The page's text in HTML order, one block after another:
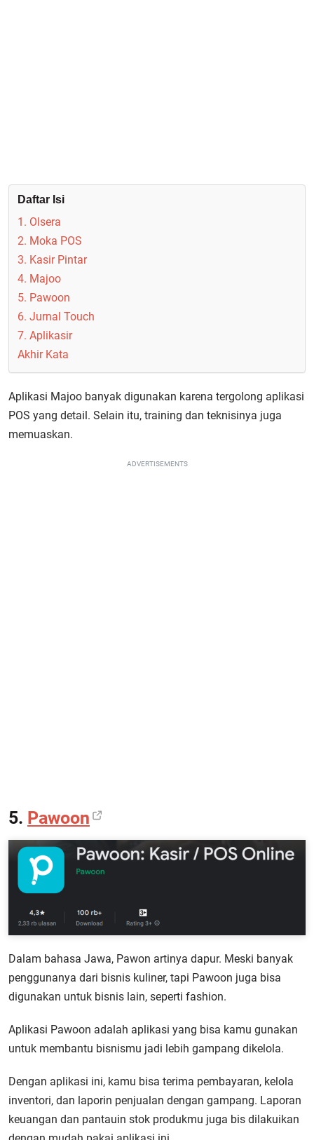
Daftar Isi
1. Olsera
2. Moka POS
3. Kasir Pintar
4. Majoo
5. Pawoon
6. Jurnal Touch
7. Aplikasir
Akhir Kata
Aplikasi Majoo banyak digunakan karena tergolong aplikasi
POS yang detail. Selain itu, training dan teknisinya juga
memuaskan.
ADVERTISEMENTS
5. Pawoon
Dalam bahasa Jawa, Pawon artinya dapur. Meski banyak
penggunanya dari bisnis kuliner, tapi Pawoon juga bisa
digunakan untuk bisnis lain, seperti fashion.
Aplikasi Pawoon adalah aplikasi yang bisa kamu gunakan
untuk membantu bisnismu jadi lebih gampang dikelola.
Dengan aplikasi ini, kamu bisa terima pembayaran, kelola
inventori, dan laporin penjualan dengan gampang. Laporan
keuangan dan pantauin stok produkmu juga bis dilakuikan